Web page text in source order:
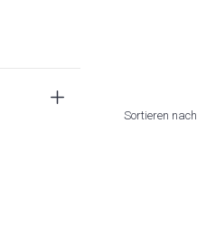
Sortieren